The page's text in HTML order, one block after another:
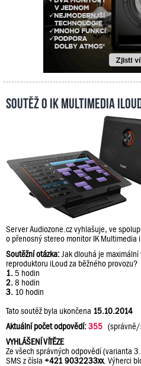
Soutěž o IK Multimedia
Server Audiozone.cz vyhlašuje, ve
o přenosný stereo monitor IK Multimedia
Soutěžní otázka: Jak dlouhá je
reproduktoru iLoud za běžného provozu?
1. 5 hodin
2. 8 hodin
3. 10 hodin
Tato soutěž byla ukončena 15.10.2014
Aktuální počet odpovědí:355
VYHLÁŠENÍ VÍTĚZE
Ze všech správných odpovědí (varianta
SMS z čísla +421 9032233xx. Výherci